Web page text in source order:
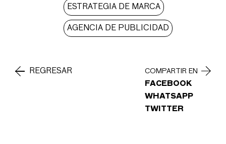
ESTRATEGIA DE MARCA
AGENCIA DE PUBLICIDAD
REGRESAR
COMPARTIR EN
FACEBOOK
WHATSAPP
TWITTER